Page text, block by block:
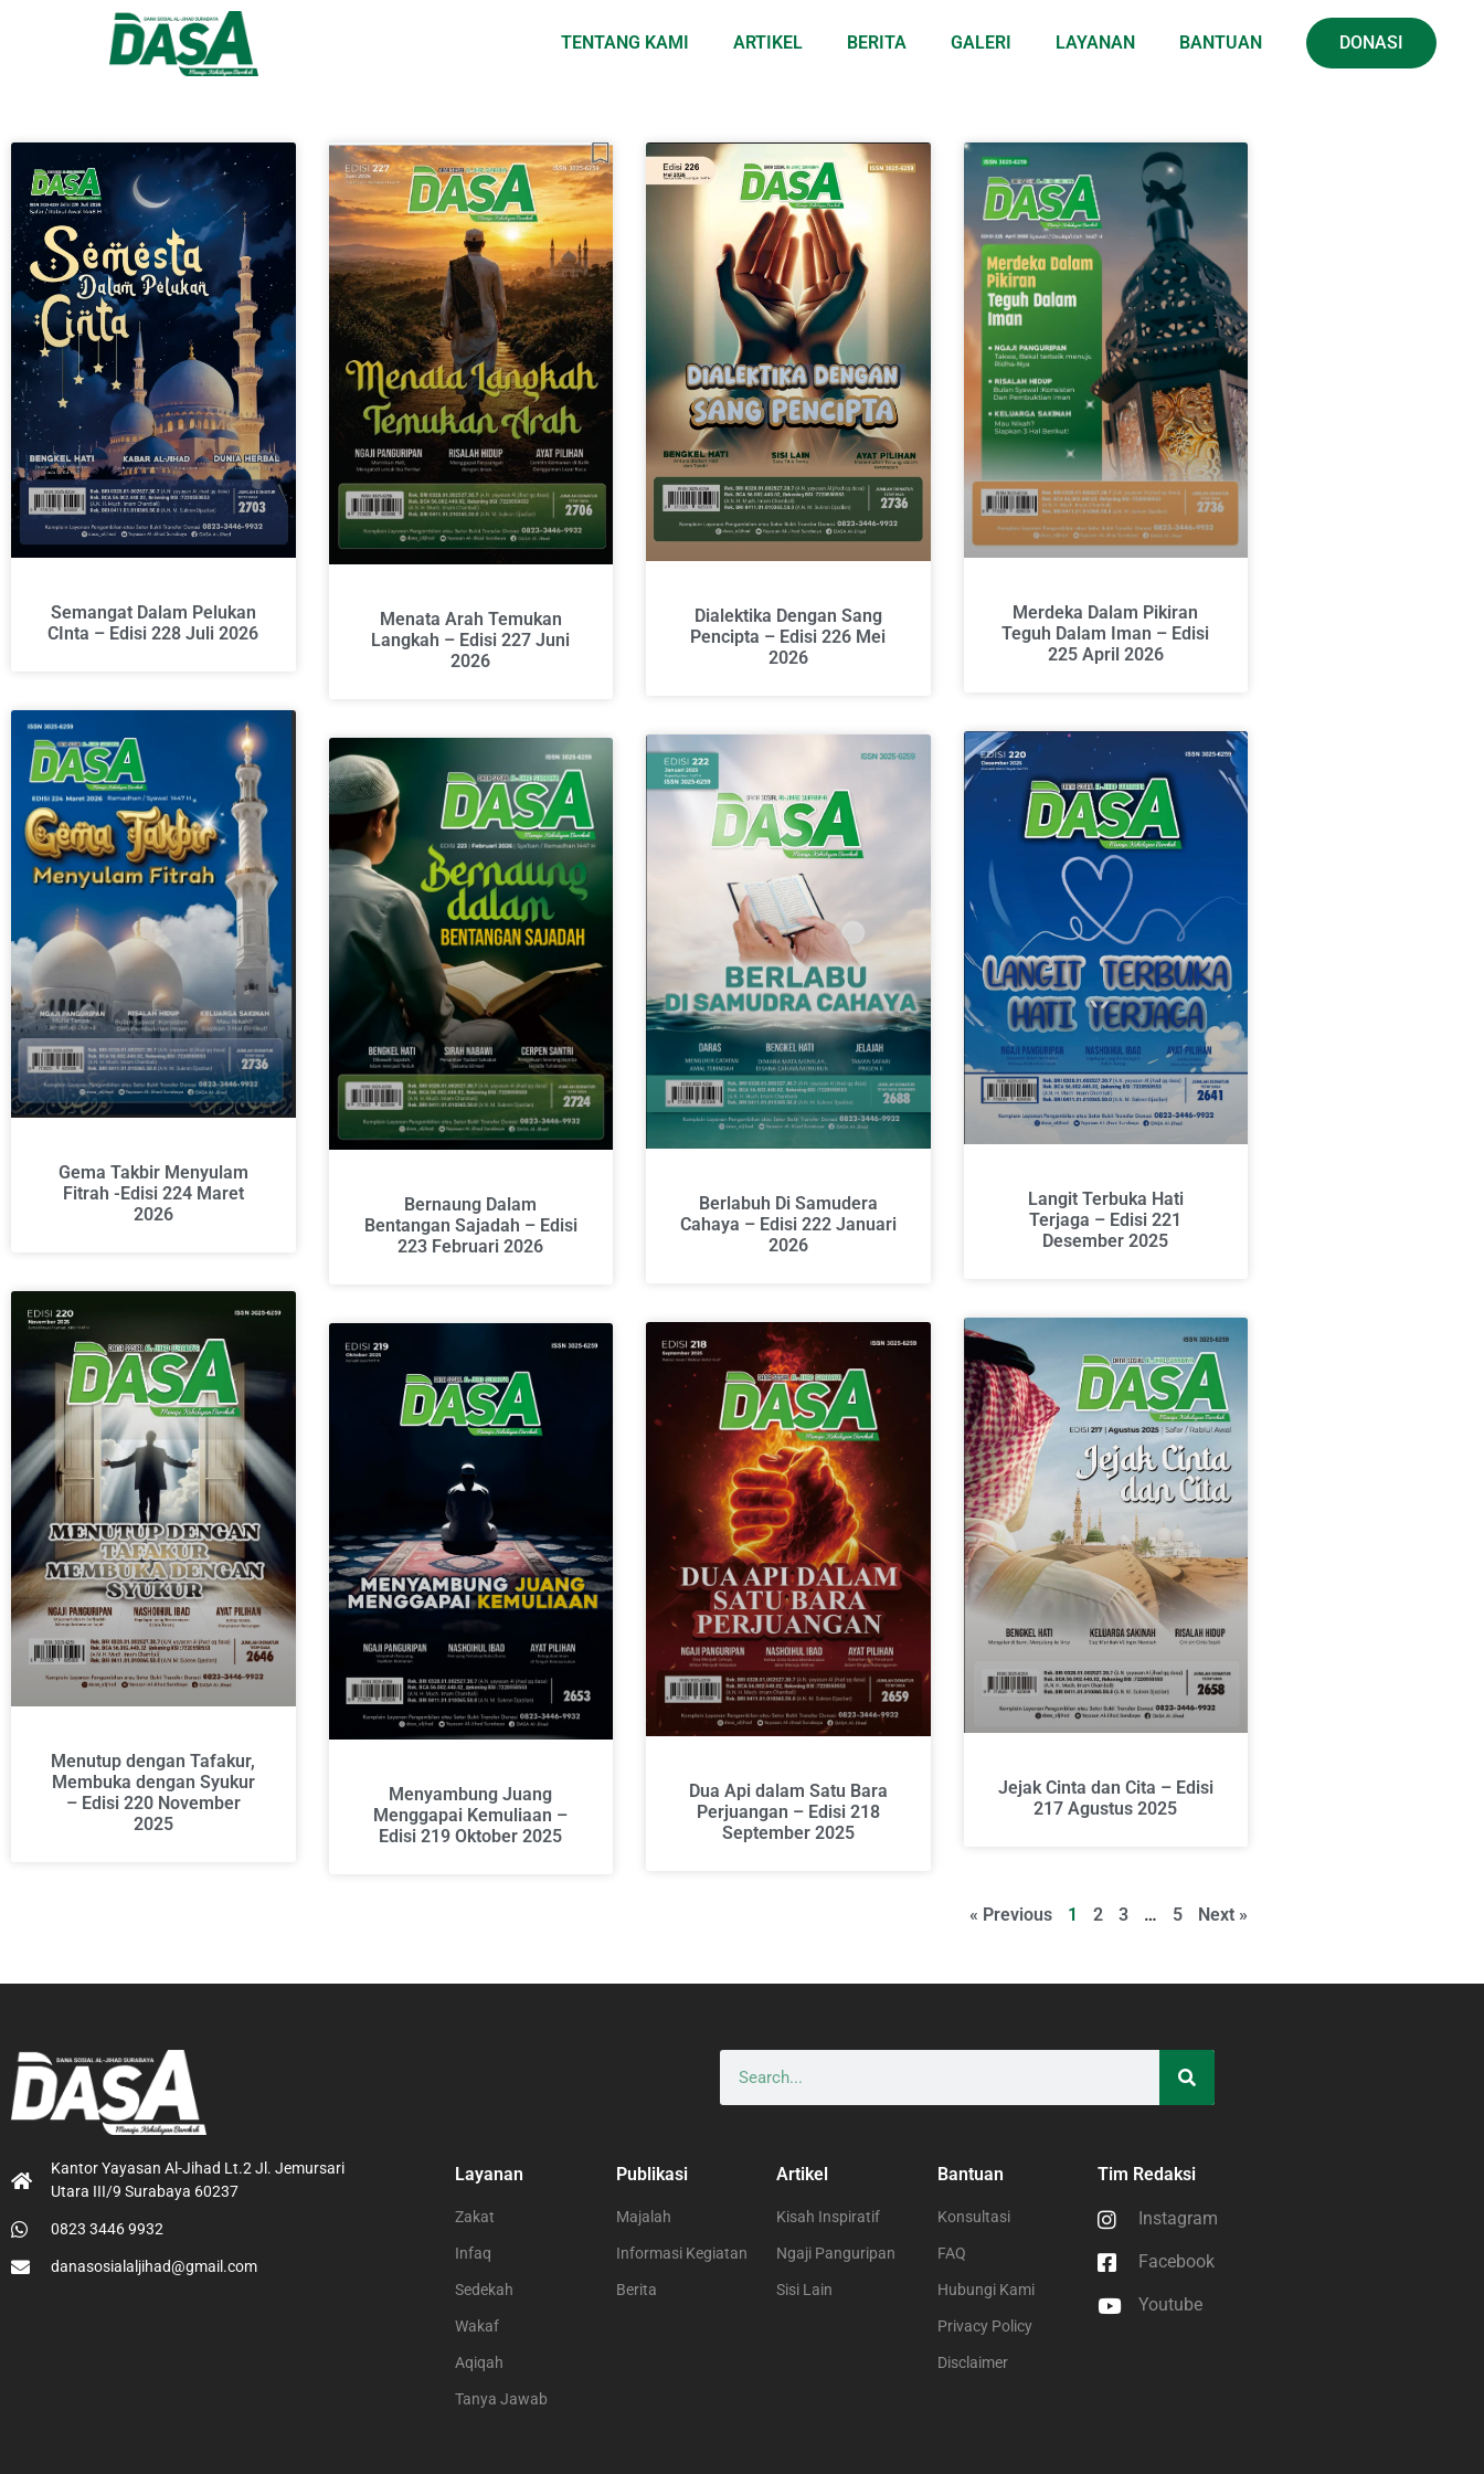
TENTANG KAMI ARTIKEL BERITA GALERI LAYANAN BANTUAN DONASI
Semangat Dalam Pelukan
CInta – Edisi 228 Juli 2026
Menata Arah Temukan
Langkah – Edisi 227 Juni
2026
Dialektika Dengan Sang
Pencipta – Edisi 226 Mei
2026
Merdeka Dalam Pikiran
Teguh Dalam Iman – Edisi
225 April 2026
Gema Takbir Menyulam
Fitrah -Edisi 224 Maret
2026
Bernaung Dalam
Bentangan Sajadah – Edisi
223 Februari 2026
Berlabuh Di Samudera
Cahaya – Edisi 222 Januari
2026
Langit Terbuka Hati
Terjaga – Edisi 221
Desember 2025
Menutup dengan Tafakur,
Membuka dengan Syukur
– Edisi 220 November
2025
Menyambung Juang
Menggapai Kemuliaan –
Edisi 219 Oktober 2025
Dua Api dalam Satu Bara
Perjuangan – Edisi 218
September 2025
Jejak Cinta dan Cita – Edisi
217 Agustus 2025
« Previous 1 2 3 … 5 Next »
Kantor Yayasan Al-Jihad Lt.2 Jl. Jemursari
Utara III/9 Surabaya 60237
0823 3446 9932
danasosialaljihad@gmail.com
Layanan
Zakat
Infaq
Sedekah
Wakaf
Aqiqah
Tanya Jawab
Publikasi
Majalah
Informasi Kegiatan
Berita
Artikel
Kisah Inspiratif
Ngaji Panguripan
Sisi Lain
Bantuan
Konsultasi
FAQ
Hubungi Kami
Privacy Policy
Disclaimer
Tim Redaksi
Instagram
Facebook
Youtube